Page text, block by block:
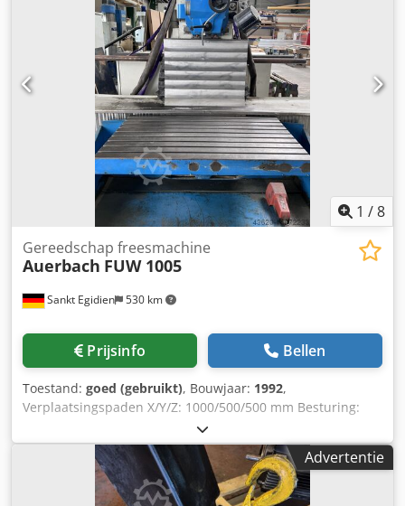
afmetingen X/Y/Z: ca. 2150mm/2200mm/2900mm, gewicht:
ca. 2200kg, bedrijfsuren: ca. 5000h. Inclusief cyclustafel en
slijpolietank met magneetscheider en filter. Documentatie
aanwezig. Bezichtiging ter plaatse mogelijk. Chedpfey Ax
Tnjx Ak Tea
1 /8
Sankt Egidien 530 km
Gereedschap freesmachine
Auerbach FUW 1005
Prijsinfo Bellen
Toestand: goed (gebruikt), Bouwjaar: 1992,
Verplaatsingspaden X/Y/Z: 1000/500/500 mm Besturing:
Heidenhain TNC 415 B Chjdpetmtvlefx Ak Tsa Spindel: SK
40 Toerentalbereik: 0 - 5000 tpm Koelvloeistofvoorziening
Universele freeskop Zwenkbaar en handmatig te indexeren
via schaalverdeling, wegzwenkbaar voor horizontale
Advertentie